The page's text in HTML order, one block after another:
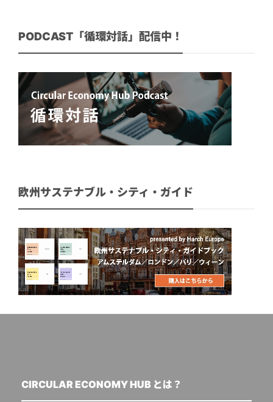
PODCAST「循環対話」配信中！
欧州サステナブル・シティ・ガイド
CIRCULAR ECONOMY HUB とは？